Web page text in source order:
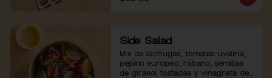
Side Salad
Mix de lechugas, tomates uvalina,
pepino europeo, rábano, semillas
de girasol tostadas y vinagreta de